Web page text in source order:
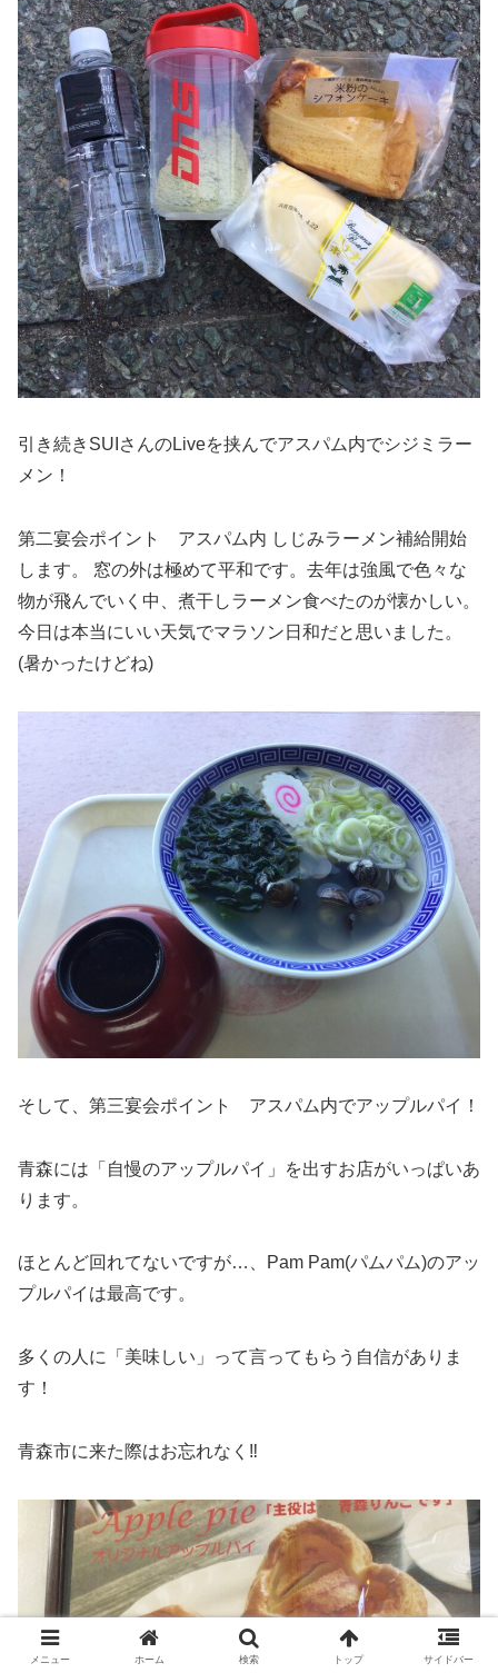
引き続きSUIさんのLiveを挟んでアスパム内でシジミラー
メン！
第二宴会ポイント アスパム内 しじみラーメン補給開始
します。 窓の外は極めて平和です。去年は強風で色々な
物が飛んでいく中、煮干しラーメン食べたのが懐かしい。
今日は本当にいい天気でマラソン日和だと思いました。
(暑かったけどね)
そして、第三宴会ポイント アスパム内でアップルパイ！
青森には「自慢のアップルパイ」を出すお店がいっぱいあ
ります。
ほとんど回れてないですが…、Pam Pam(パムパム)のアッ
プルパイは最高です。
多くの人に「美味しい」って言ってもらう自信がありま
す！
青森市に来た際はお忘れなく‼︎
メニュー ホーム 検索 トップ サイドバー